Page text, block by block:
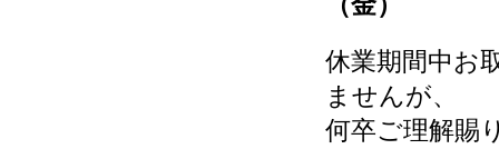
休業期間中お
ませんが、
何卒ご理解賜